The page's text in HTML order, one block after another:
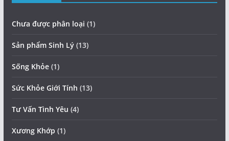
Chưa được phân loại (1)
Sản phẩm Sinh Lý(13)
Sống Khỏe(1)
Sức Khỏe Giới Tính (13)
Tư Vấn Tình Yêu (4)
Xương Khớp (1)